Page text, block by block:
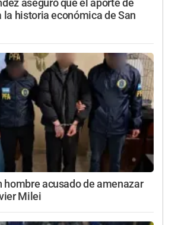
aseguró que el aporte de
la historia económica de San
hombre acusado de amenazar
Milei